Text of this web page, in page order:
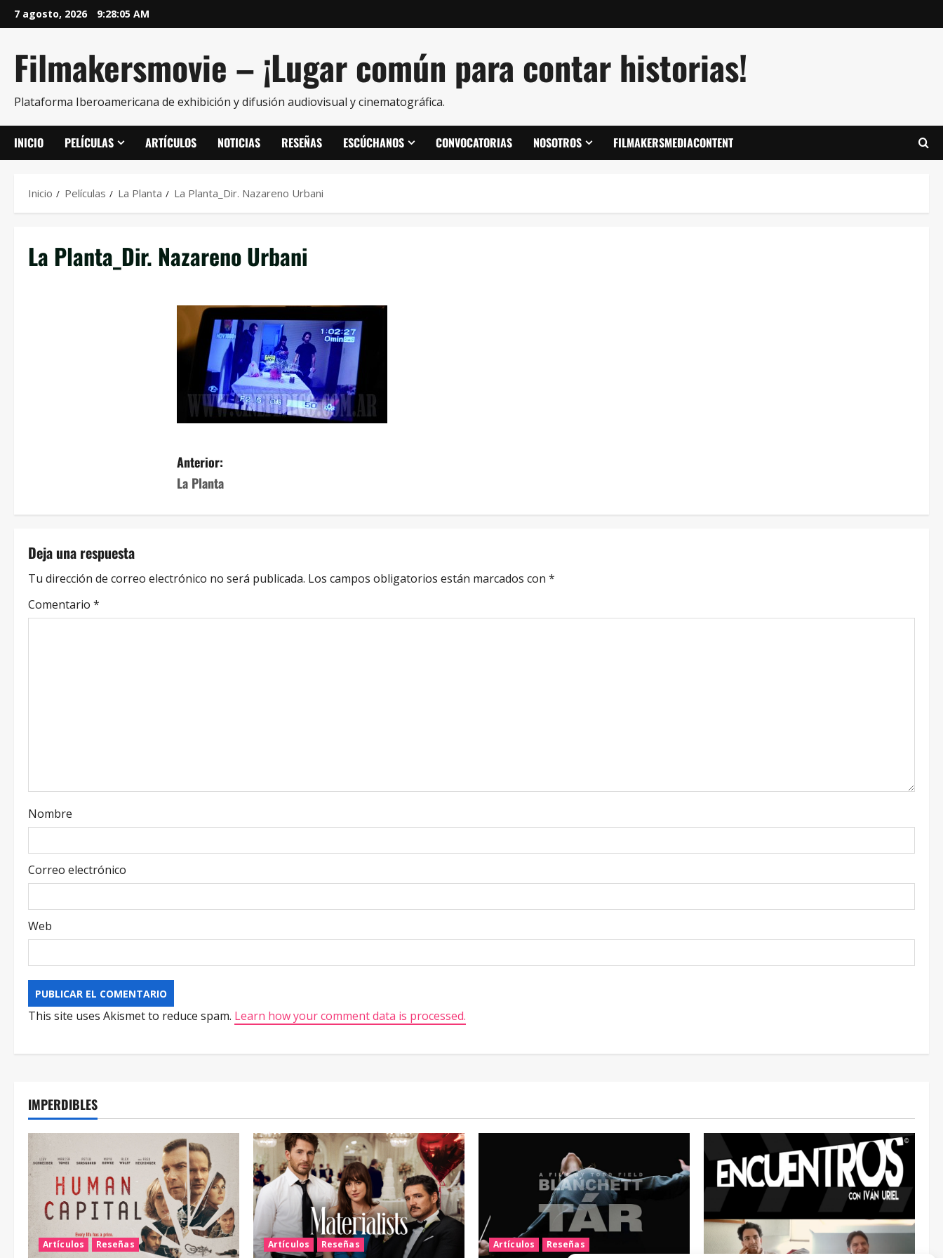
7 agosto, 2026 9:28:06 AM
Filmakersmovie – ¡Lugar común para contar historias!
Plataforma Iberoamericana de exhibición y difusión audiovisual y cinematográfica.
INICIO PELÍCULAS ARTÍCULOS NOTICIAS RESEÑAS ESCÚCHANOS CONVOCATORIAS NOSOTROS FILMAKERSMEDIACONTENT
Inicio Películas La Planta La Planta_Dir. Nazareno Urbani
La Planta_Dir. Nazareno Urbani
Anterior:
La Planta
Deja una respuesta
Tu dirección de correo electrónico no será publicada. Los campos obligatorios están marcados con *
Comentario *
Nombre
Correo electrónico
Web
This site uses Akismet to reduce spam. Learn how your comment data is processed.
IMPERDIBLES
Artículos Reseñas Artículos Reseñas Artículos Reseñas